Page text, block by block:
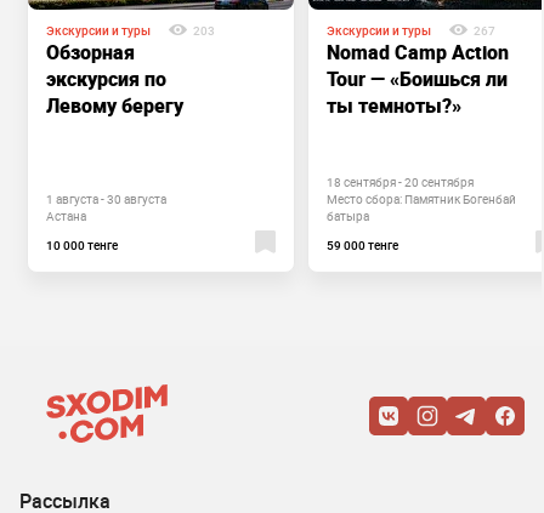
Экскурсии и туры 203
Обзорная
экскурсия по
Левому берегу
1 августа - 30 августа
Астана
10 000 тенге
Экскурсии и туры 267
Nomad Camp Action
Tour — «Боишься ли
ты темноты?»
18 сентября - 20 сентября
Место сбора: Памятник Богенбай
батыра
59 000 тенге
Рассылка